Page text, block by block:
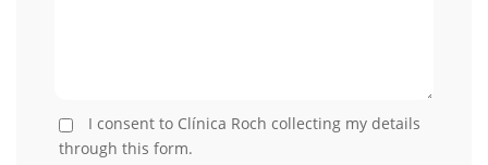
I consent to Clínica Roch collecting my details
through this form.